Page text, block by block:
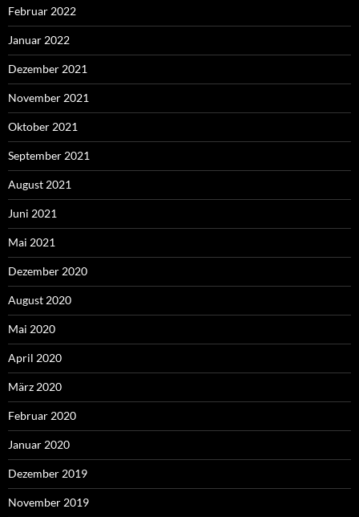
Februar 2022
Januar 2022
Dezember 2021
November 2021
Oktober 2021
September 2021
August 2021
Juni 2021
Mai 2021
Dezember 2020
August 2020
Mai 2020
April 2020
März 2020
Februar 2020
Januar 2020
Dezember 2019
November 2019